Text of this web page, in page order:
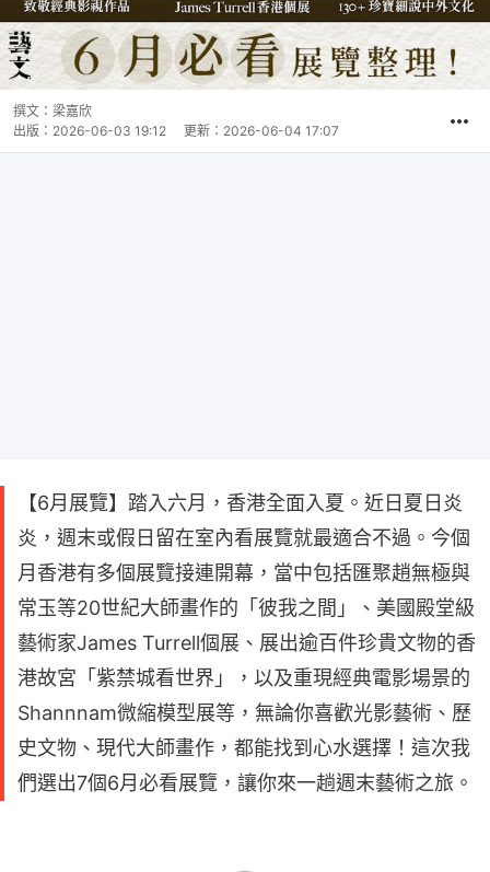
撰文： 梁嘉欣
出版： 2026-06-03 19:12 更新： 2026-06-04 17:07
【6月展覽】踏入六月，香港全面入夏。近日夏日炎
炎，週末或假日留在室內看展覽就最適合不過。今個
月香港有多個展覽接連開幕，當中包括匯聚趙無極與
常玉等20世紀大師畫作的「彼我之間」、美國殿堂級
藝術家James Turrell個展、展出逾百件珍貴文物的香
港故宮「紫禁城看世界」，以及重現經典電影場景的
Shannnam微縮模型展等，無論你喜歡光影藝術、歷
史文物、現代大師畫作，都能找到心水選擇！這次我
們選出7個6月必看展覽，讓你來一趟週末藝術之旅。